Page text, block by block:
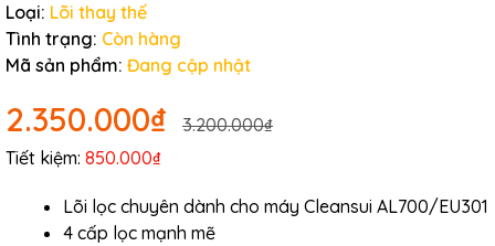
Loại: Lõi thay thế
Tình trạng: Còn hàng
Mã sản phẩm: Đang cập nhật
2.350.000₫
3.200.000₫
Tiết kiệm: 850.000₫
Lõi lọc chuyên dành cho máy Cleansui AL700/EU301
4 cấp lọc mạnh mẽ